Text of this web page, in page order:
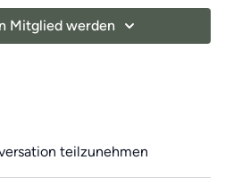
Schmerzen lindern
Mitglied werden
teilzunehmen